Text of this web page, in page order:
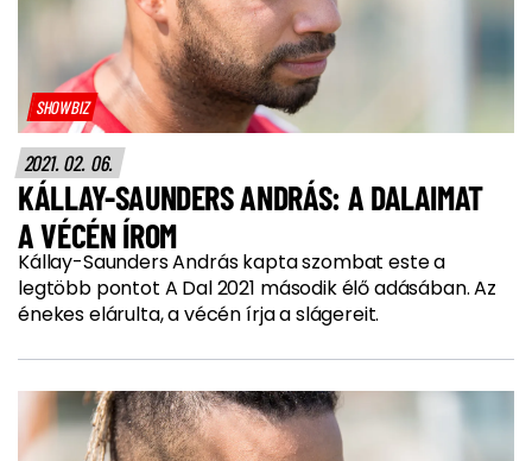
SHOWBIZ
2021. 02. 06.
KÁLLAY-SAUNDERS ANDRÁS: A DALAIMAT
A VÉCÉN ÍROM
Kállay-Saunders András kapta szombat este a
legtöbb pontot A Dal 2021 második élő adásában. Az
énekes elárulta, a vécén írja a slágereit.